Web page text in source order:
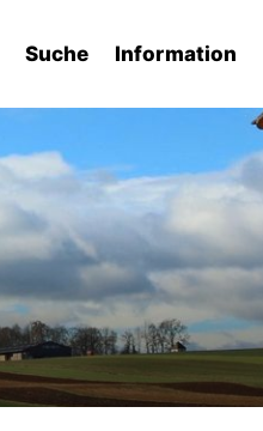
Suche Information